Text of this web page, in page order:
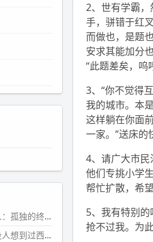
2、世有学霸
手，骈错于红
而做也，是题
安求其能加分
“此题差矣，呜
3、“你不觉得
我的城市。本
这样躺在你面
一家。”送床的
4、请广大市民
他们专挑小学
帮忙扩散，希
5、我有特别
抢不过我。为
「AI 说」单机版三体人：孤独的终极形态
「AI 说」所以为什么没人想到过西西弗斯的膝盖状态？